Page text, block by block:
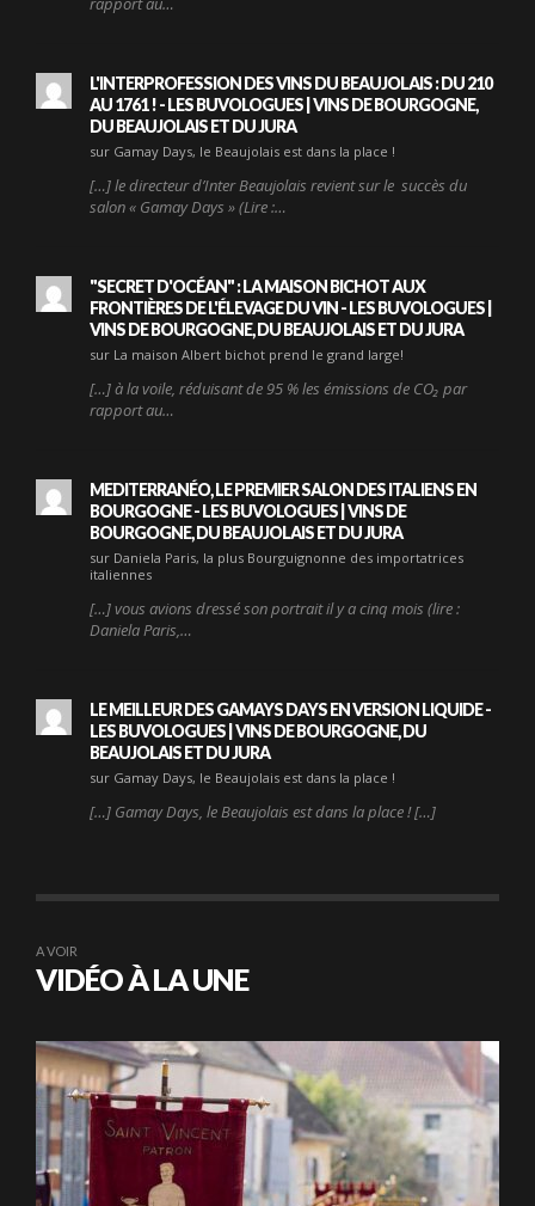
L'INTERPROFESSION DES VINS DU BEAUJOLAIS : DU 210
AU 1761 ! - LES BUVOLOGUES | VINS DE BOURGOGNE,
DU BEAUJOLAIS ET DU JURA
sur Gamay Days, le Beaujolais est dans la place !
[…] le directeur d’Inter Beaujolais revient sur le succès du
salon « Gamay Days » (Lire :…
"SECRET D'OCÉAN" : LA MAISON BICHOT AUX
FRONTIÈRES DE L'ÉLEVAGE DU VIN - LES BUVOLOGUES |
VINS DE BOURGOGNE, DU BEAUJOLAIS ET DU JURA
sur La maison Albert bichot prend le grand large!
[…] à la voile, réduisant de 95 % les émissions de CO₂ par
rapport au…
MEDITERRANÉO, LE PREMIER SALON DES ITALIENS EN
BOURGOGNE - LES BUVOLOGUES | VINS DE
BOURGOGNE, DU BEAUJOLAIS ET DU JURA
sur Daniela Paris, la plus Bourguignonne des importatrices
italiennes
[…] vous avions dressé son portrait il y a cinq mois (lire :
Daniela Paris,…
LE MEILLEUR DES GAMAYS DAYS EN VERSION LIQUIDE -
LES BUVOLOGUES | VINS DE BOURGOGNE, DU
BEAUJOLAIS ET DU JURA
sur Gamay Days, le Beaujolais est dans la place !
[…] Gamay Days, le Beaujolais est dans la place ! […]
A VOIR
VIDÉO À LA UNE